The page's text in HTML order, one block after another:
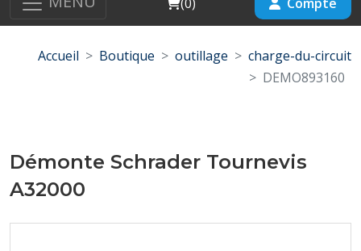
Accueil Boutique outillage
charge-du-circuit
DEMO893160
Démonte Schrader Tournevis
A32000